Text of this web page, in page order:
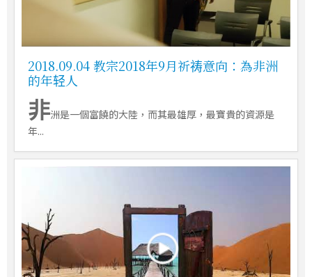
2018.09.04 教宗2018年9月祈祷意向：為非洲
的年轻人
非洲是一個富饒的大陸，而其最雄厚，最寶貴的資源是
年...